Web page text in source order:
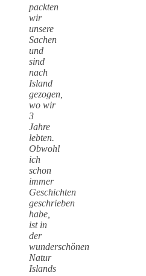
packten
wir
unsere
Sachen
und
sind
nach
Island
gezogen,
wo wir
3
Jahre
lebten.
Obwohl
ich
schon
immer
Geschichten
geschrieben
habe,
ist in
der
wunderschönen
Natur
Islands